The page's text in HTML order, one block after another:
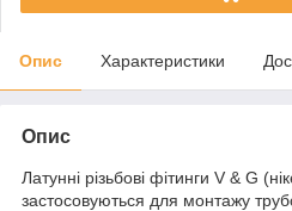
Опис Характеристики
Опис
Латунні різьбові фітинги V & G
застосовуються для монтажу